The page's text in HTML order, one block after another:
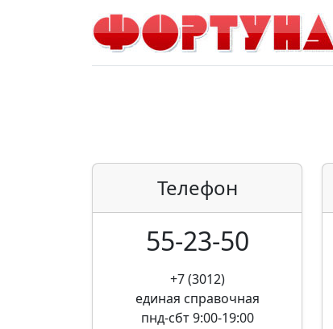
Телефон
55-23-50
+7 (3012)
единая справочная
пнд-сбт 9:00-19:00